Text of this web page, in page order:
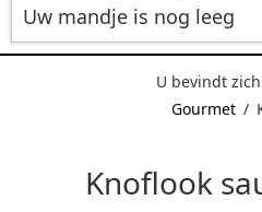
Uw mandje is nog leeg
U bevindt
Gourmet /
Knoflook